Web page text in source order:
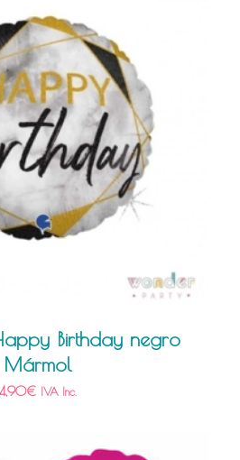
Birthday negro
Mármol
4,90€ IVA Inc.